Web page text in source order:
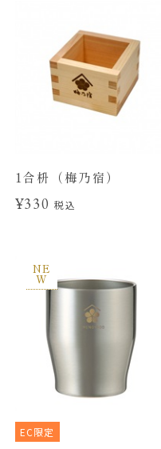
1合枡（梅乃宿）
¥330税込
NE
W
EC限定